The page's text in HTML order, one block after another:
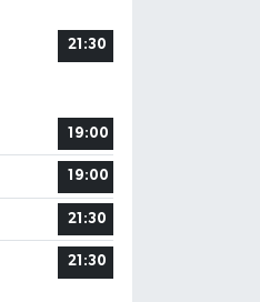
21:30
19:00
19:00
21:30
21:30